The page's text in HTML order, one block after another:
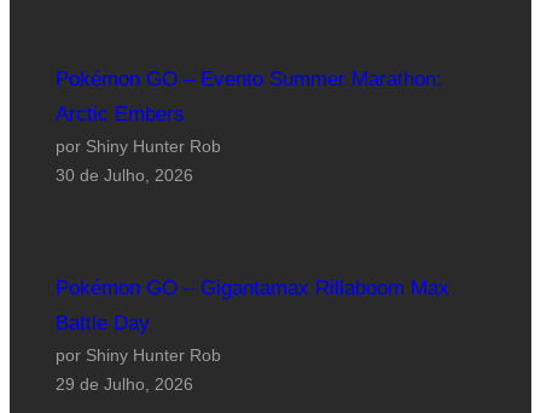
Pokémon GO – Evento Summer Marathon:
Arctic Embers
por Shiny Hunter Rob
30 de Julho, 2026
Pokémon GO – Gigantamax Rillaboom Max
Battle Day
por Shiny Hunter Rob
29 de Julho, 2026